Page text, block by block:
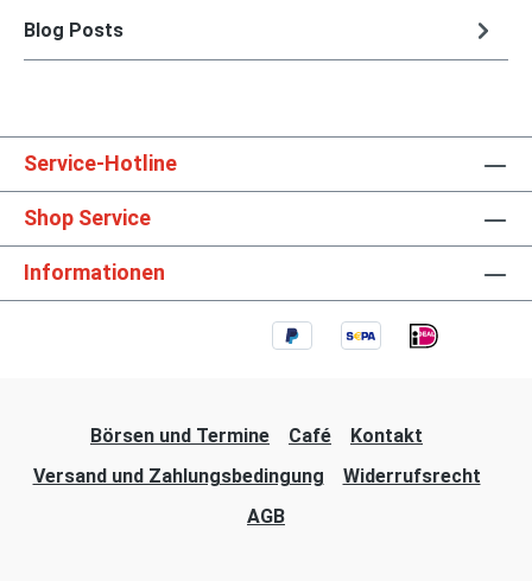
Blog Posts
Service-Hotline
Shop Service
Informationen
Börsen und Termine Café
Kontakt
Versand und Zahlungsbedingung
Widerrufsrecht
AGB